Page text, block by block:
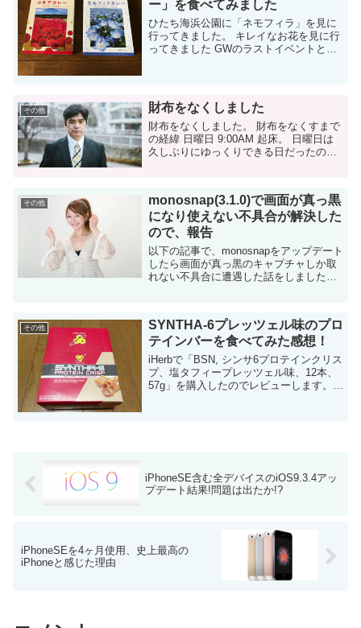
ー」を食べてみました
ひたち海浜公園に「ネモフィラ」を見に
行ってきました。 キレイなお花を見に行
ってきました GWのラストイベントとし
花...
その他 財布をなくしました
財布をなくしました。 財布をなくすまで
の経緯 日曜日 9:00AM 起床。 日曜日は
久しぶりにゆっくりできる日だったの
その他
monosnap(3.1.0)で画面が真っ黒
になり使えない不具合が解決した
ので、報告
以下の記事で、monosnapをアップデート
したら画面が真っ黒のキャプチャしか取
れない不具合に遭遇した話をしました。
ップデート済のパッケージをAp...
その他
SYNTHA-6プレッツェル味のプロ
テインバーを食べてみた感想！
iHerbで「BSN, シンサ6プロテインクリス
プ、塩タフィープレッツェル味、12本、
57g」を購入したのでレビューします。
iPhoneSE含む全デバイスのiOS9.3.4アッ
プデート結果!問題は出たか!?
iPhoneSEを4ヶ月使用、史上最高の
iPhoneと感じた理由